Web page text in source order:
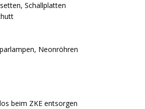
Schallplatten
Neonröhren
beim ZKE entsorgen